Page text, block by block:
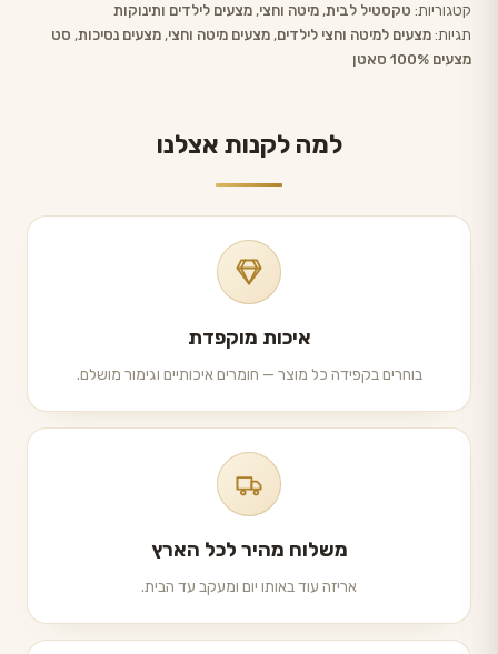
קטגוריות: טקסטיל לבית, מיטה וחצי, מצעים לילדים ותינוקות
תגיות:מצעים למיטה וחצי לילדים, מצעים מיטה וחצי, מצעים נסיכות, סט
מצעים 100% סאטן
למה לקנות אצלנו
איכות מוקפדת
בוחרים בקפידה כל מוצר — חומרים איכותיים וגימור מושלם.
משלוח מהיר לכל הארץ
אריזה עוד באותו יום ומעקב עד הבית.